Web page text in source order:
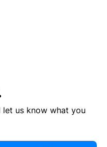
let us know what you